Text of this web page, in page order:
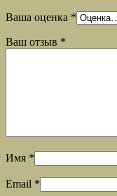
Ваша оценка *
Ваш отзыв *
Имя *
Email *